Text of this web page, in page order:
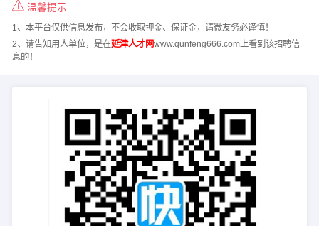
温馨提示
1、本平台仅供信息发布，不会收取押金、保证金，请微友务必谨慎！
2、请告知用人单位，是在延津人才网www.qunfeng666.com上看到该招聘信
息的！